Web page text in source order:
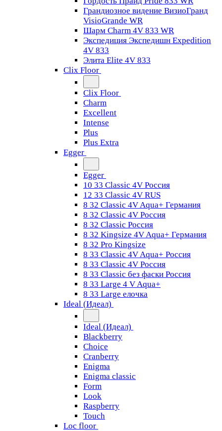
Грандиозное видение ВизиоГранд
VisioGrande WR
Шарм Charm 4V 833 WR
Экспедиция Экспедишн Expedition
4V 833
Элита Elite 4V 833
Clix Floor
Clix Floor
Charm
Excellent
Intense
Plus
Plus Extra
Egger
Egger
10 33 Classic 4V Россия
12 33 Classic 4V RUS
8 32 Classic 4V Aqua+ Германия
8 32 Classic 4V Россия
8 32 Classic Россия
8 32 Kingsize 4V Aqua+ Германия
8 32 Pro Kingsize
8 33 Classic 4V Aqua+ Россия
8 33 Classic 4V Россия
8 33 Classic без фаски Россия
8 33 Large 4 V Aqua+
8 33 Large елочка
Ideal (Идеал)
Ideal (Идеал)
Blackberry
Choice
Cranberry
Enigma
Enigma classic
Form
Look
Raspberry
Touch
Loc floor